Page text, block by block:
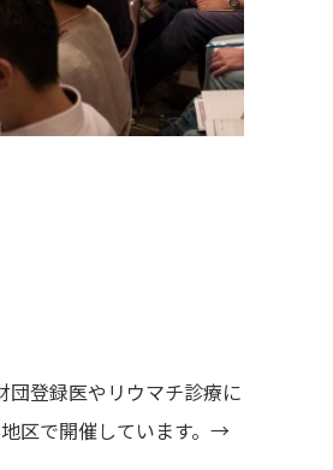
団登録医やリウマチ診療に
区で開催しています。→